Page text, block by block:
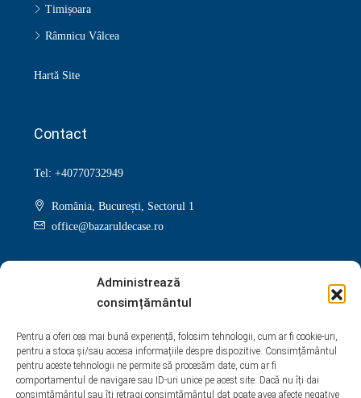
Administrează
consimțământul
Pentru a oferi cea mai bună experiență, folosim tehnologii, cum ar fi cookie-uri,
pentru a stoca și/sau accesa informațiile despre dispozitive. Consimțământul
pentru aceste tehnologii ne permite să procesăm date, cum ar fi
comportamentul de navigare sau ID-uri unice pe acest site. Dacă nu îți dai
consimțământul sau îți retragi consimțământul dat poate avea afecte negative
Timișoara
Râmnicu Vâlcea
Hartă Site
Contact
Tel: +40770732949
România, București, Sectorul 1
office@bazaruldecase.ro
Google + Youtube Pinterest Yelp
WhatsApp